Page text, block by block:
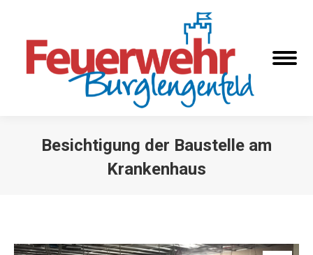
Besichtigung der Baustelle am
Krankenhaus